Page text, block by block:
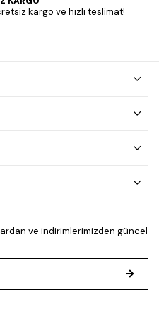
kargo ve hızlı teslimat!
ve indirimlerimizden güncel